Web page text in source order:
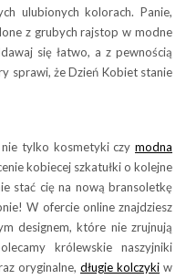
ulubionych kolorach. Panie,
z grubych rajstop w modne
się łatwo, a z pewnością
sprawi, że Dzień Kobiet stanie
tylko kosmetyki czy modna
kobiecej szkatułki o kolejne
stać cię na nową bransoletkę
W ofercie online znajdziesz
designem, które nie zrujnują
królewskie naszyjniki
oryginalne, długie kolczyki w